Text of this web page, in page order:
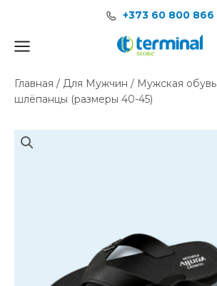
содержимому
+373 60 800 866
Main
Главная / Для Мужчин / Мужская обувь
шлёпанцы (размеры 40-45)
товара
Мужские